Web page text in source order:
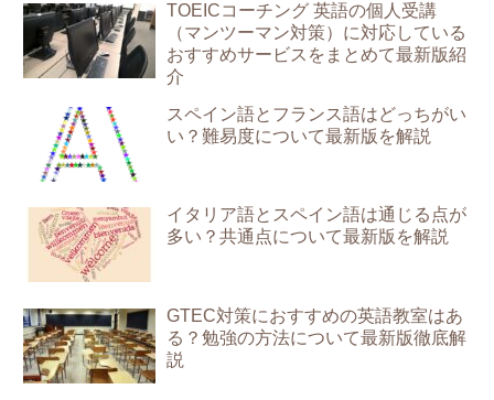
TOEICコーチング 英語の個人受講
（マンツーマン対策）に対応している
おすすめサービスをまとめて最新版紹
介
スペイン語とフランス語はどっちがい
い？難易度について最新版を解説
イタリア語とスペイン語は通じる点が
多い？共通点について最新版を解説
GTEC対策におすすめの英語教室はあ
る？勉強の方法について最新版徹底解
説